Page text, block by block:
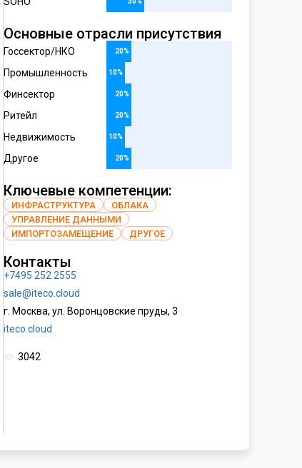
Основные отрасли присутствия
Госсектор/НКО 20%
Промышленность 10%
Финсектор 20%
Ритейл 20%
Недвижимость 10%
Другое 20%
Ключевые компетенции:
ИНФРАСТРУКТУРА
ОБЛАКА
УПРАВЛЕНИЕ ДАННЫМИ
ИМПОРТОЗАМЕЩЕНИЕ
ДРУГОЕ
Контакты
+7495 252 2555
sale@iteco.cloud
г. Москва, ул. Воронцовские пруды, 3
iteco.cloud
3042